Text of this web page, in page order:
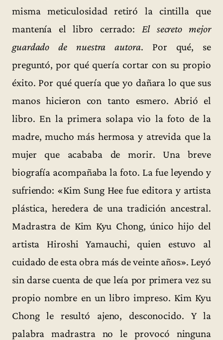
misma meticulosidad retiró la cintilla que
mantenía el libro cerrado: El secreto mejor
guardado de nuestra autora. Por qué, se
preguntó, por qué quería cortar con su propio
éxito. Por qué quería que yo dañara lo que sus
manos hicieron con tanto esmero. Abrió el
libro. En la primera solapa vio la foto de la
madre, mucho más hermosa y atrevida que la
mujer que acababa de morir. Una breve
biografía acompañaba la foto. La fue leyendo y
sufriendo: «Kim Sung Hee fue editora y artista
plástica, heredera de una tradición ancestral.
Madrastra de Kim Kyu Chong, único hijo del
artista Hiroshi Yamauchi, quien estuvo al
cuidado de esta obra más de veinte años». Leyó
sin darse cuenta de que leía por primera vez su
propio nombre en un libro impreso. Kim Kyu
Chong le resultó ajeno, desconocido. Y la
palabra madrastra no le provocó ninguna